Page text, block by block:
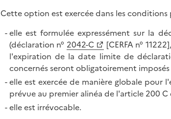
Cette option est exercée dans les
elle est formulée expressément sur la
(déclaration n° 2042-C
[CERFA n°
l'expiration de la date limite de
concernés seront obligatoirement
elle est exercée de manière globale pour
prévue au premier alinéa de l'article 200
elle est irrévocable.